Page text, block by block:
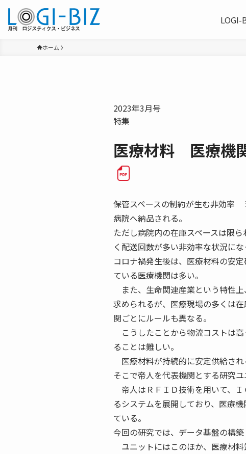
LOGI-
ホーム
2023年3月号
特集
医療材料 医療機
保管スペースの制約が生む非効率
病院へ納品される。
ただし病院内の在庫スペースは限
く配送回数が多い非効率な状況にな
コロナ禍発生後は、医療材料の安
ている医療機関は多い。
また、生命関連産業という特性
求められるが、医療現場の多くは
関ごとにルールも異なる。
こうしたことから物流コストは
ることは難しい。
医療材料が持続的に安定供給され
そこで帝人を代表機関とする研究
帝人はＲＦＩＤ技術を用いて、
るシステムを展開しており、医療
ている。
今回の研究では、データ基盤の構
ユニットにはこのほか、医療材